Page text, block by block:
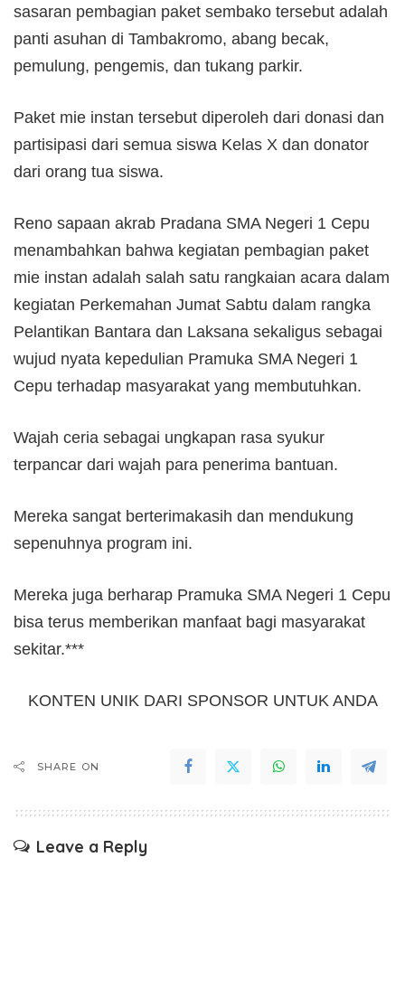
sasaran pembagian paket sembako tersebut adalah
panti asuhan di Tambakromo, abang becak,
pemulung, pengemis, dan tukang parkir.
Paket mie instan tersebut diperoleh dari donasi dan
partisipasi dari semua siswa Kelas X dan donator
dari orang tua siswa.
Reno sapaan akrab Pradana SMA Negeri 1 Cepu
menambahkan bahwa kegiatan pembagian paket
mie instan adalah salah satu rangkaian acara dalam
kegiatan Perkemahan Jumat Sabtu dalam rangka
Pelantikan Bantara dan Laksana sekaligus sebagai
wujud nyata kepedulian Pramuka SMA Negeri 1
Cepu terhadap masyarakat yang membutuhkan.
Wajah ceria sebagai ungkapan rasa syukur
terpancar dari wajah para penerima bantuan.
Mereka sangat berterimakasih dan mendukung
sepenuhnya program ini.
Mereka juga berharap Pramuka SMA Negeri 1 Cepu
bisa terus memberikan manfaat bagi masyarakat
sekitar.***
KONTEN UNIK DARI SPONSOR UNTUK ANDA
SHARE ON
Leave a Reply